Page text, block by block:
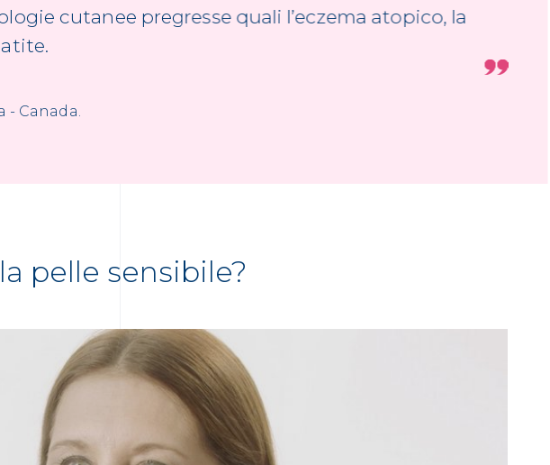
cutanee pregresse quali l’eczema atopico, la
- Canada.
pelle sensibile?